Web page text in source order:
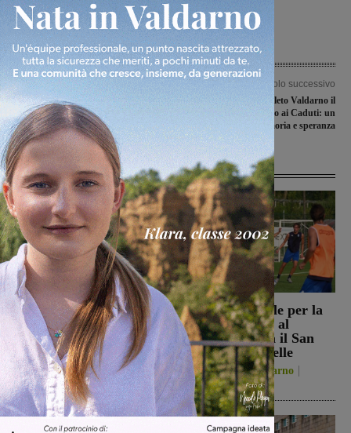
Articolo precedente
Sangiovannese a segno con la Fulgens
Foligno, pareggio per il Figline e
sconfitta per il Montevarchi
Articolo successivo
Inaugurato a Meleto Valdarno il
Monumento rinnovato ai Caduti: un
simbolo di memoria e speranza
Articoli correlati
Reggello, i consiglieri di
opposizione: “La TARI
2026 resta più alta di
quella del 2022”
Politica 8 Agosto 2026
Prima stagionale per la
Sangiovannese, al
“Fedini” arriva il San
Donato Tavarnelle
San Giovanni Valdarno
8 Agosto 2026